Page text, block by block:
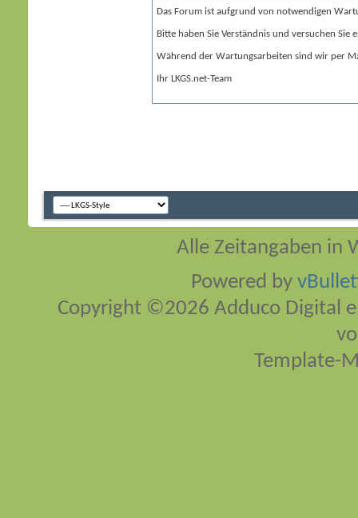
Das Forum ist aufgrund von notwendigen
Bitte haben Sie Verständnis und versuchen Sie
Während der Wartungsarbeiten sind wir per
Ihr LKGS.net-Team
Alle Zeitangaben in
Powered by
Copyright ©2026 Adduco Digital
Template-